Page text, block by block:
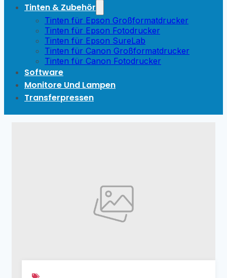
Tinten & Zubehör
Tinten für Epson Großformatdrucker
Tinten für Epson Fotodrucker
Tinten für Epson SureLab
Tinten für Canon Großformatdrucker
Tinten für Canon Fotodrucker
Software
Monitore Und Lampen
Transferpressen